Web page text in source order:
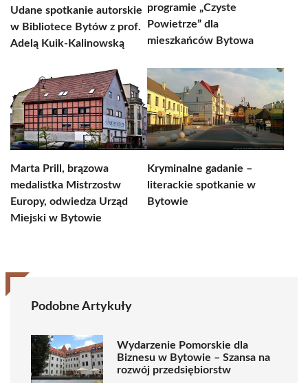
Udane spotkanie autorskie
w Bibliotece Bytów z prof.
Adelą Kuik-Kalinowską
programie „Czyste
Powietrze” dla
mieszkańców Bytowa
Marta Prill, brązowa
medalistka Mistrzostw
Europy, odwiedza Urząd
Miejski w Bytowie
Kryminalne gadanie –
literackie spotkanie w
Bytowie
Podobne Artykuły
Wydarzenie Pomorskie dla
Biznesu w Bytowie – Szansa na
rozwój przedsiębiorstw